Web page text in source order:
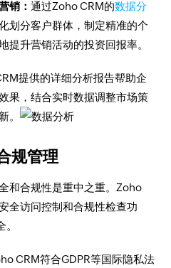
销：通过Zoho CRM的数据分
划分客户群体，制定精准的个
提升营销活动的投资回报率。
提供的详细分析报告帮助企
果，结合实时数据调整市场策
。
规管理
和合规性是重中之重。Zoho
全访问控制和合规性检查功
CRM符合GDPR等国际隐私法